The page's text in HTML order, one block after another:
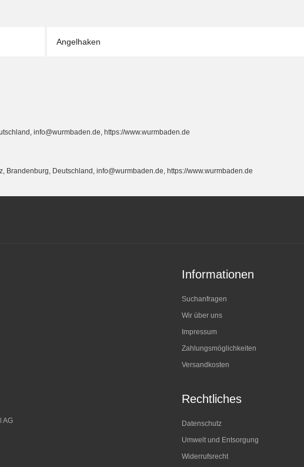
Angelhaken
info@wurmbaden.de, https://www.wurmbaden.de
Brandenburg, Deutschland, info@wurmbaden.de, https://www.wurmbaden.de
Informationen
Suchanfragen
Wir über uns
Impressum
Zahlungsmöglichkeiten
Versandkosten
Rechtliches
Datenschutz
Umwelt und Entsorgung
Widerrufsrecht